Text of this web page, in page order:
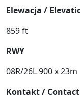
Elewacja /
859 ft
RWY
08R/26L 900 x 23m
Kontakt / Contact